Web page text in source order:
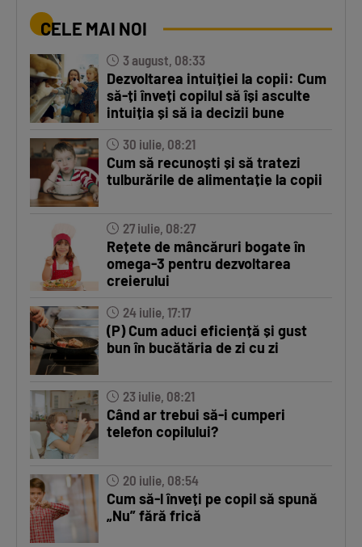
CELE MAI NOI
3 august, 08:33
Dezvoltarea intuiției la copii: Cum
să-ți înveți copilul să își asculte
intuiția și să ia decizii bune
30 iulie, 08:21
Cum să recunoști și să tratezi
tulburările de alimentație la copii
27 iulie, 08:27
Rețete de mâncăruri bogate în
omega-3 pentru dezvoltarea
creierului
24 iulie, 17:17
(P) Cum aduci eficiență și gust
bun în bucătăria de zi cu zi
23 iulie, 08:21
Când ar trebui să-i cumperi
telefon copilului?
20 iulie, 08:54
Cum să-l înveți pe copil să spună
„Nu” fără frică